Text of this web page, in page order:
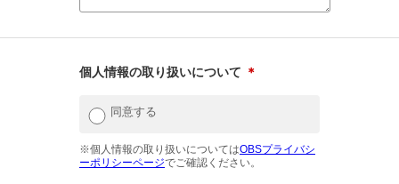
個人情報の取り扱いについて ＊
同意する
※個人情報の取り扱いについてはOBSプライバシ
ーポリシーページでご確認ください。